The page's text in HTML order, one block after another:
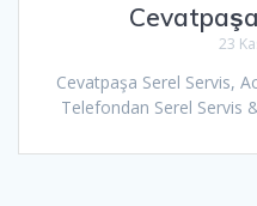
23
Cevatpaşa Serel Servis,
Telefondan Serel Servis